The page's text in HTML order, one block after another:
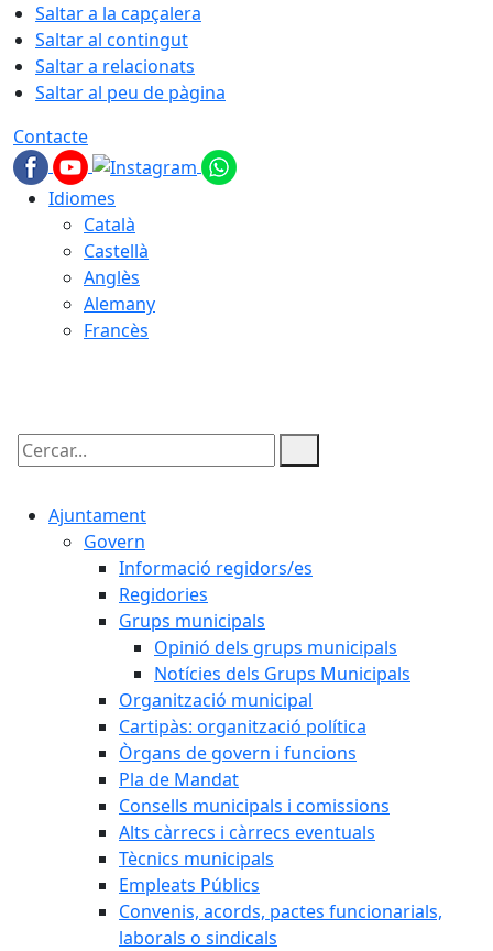
Saltar a la capçalera
Saltar al contingut
Saltar a relacionats
Saltar al peu de pàgina
Contacte
Idiomes
Català
Castellà
Anglès
Alemany
Francès
Cercar:
Ajuntament
Govern
Informació regidors/es
Regidories
Grups municipals
Opinió dels grups municipals
Notícies dels Grups Municipals
Organització municipal
Cartipàs: organització política
Òrgans de govern i funcions
Pla de Mandat
Consells municipals i comissions
Alts càrrecs i càrrecs eventuals
Tècnics municipals
Empleats Públics
Convenis, acords, pactes funcionarials,
laborals o sindicals